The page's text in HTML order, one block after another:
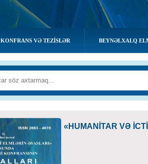
KONFRANS VƏ TEZİSLƏR BEYNƏLXALQ
«HUMANİTAR VƏ